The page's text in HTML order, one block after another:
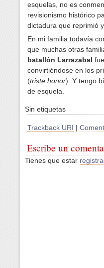
esquelas, no es
revisionismo histórico
dictadura que reprimió
En mi familia todavía
que muchas otras
batallón Larrazabal
convirtiéndose en los
(triste honor). Y tengo
de esquela.
Sin etiquetas
Trackback URI |
Escribe un
Tienes que estar